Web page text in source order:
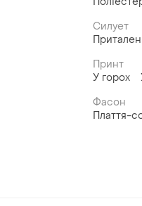
Силует
Принт
У горох
Фасон
Плаття-